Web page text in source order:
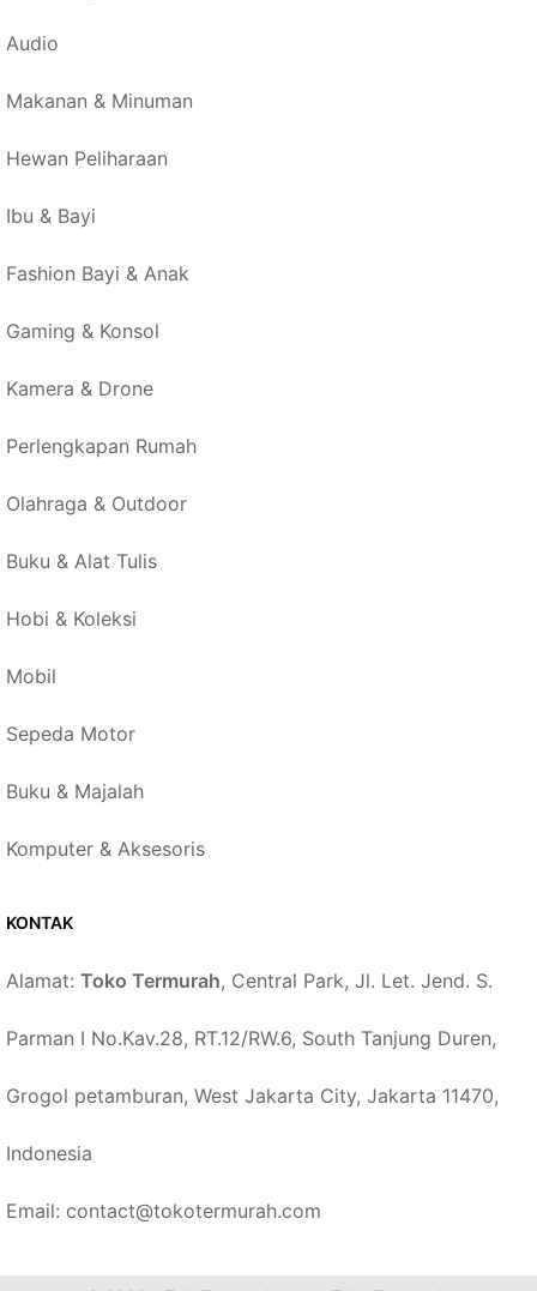
Audio
Makanan & Minuman
Hewan Peliharaan
Ibu & Bayi
Fashion Bayi & Anak
Gaming & Konsol
Kamera & Drone
Perlengkapan Rumah
Olahraga & Outdoor
Buku & Alat Tulis
Hobi & Koleksi
Mobil
Sepeda Motor
Buku & Majalah
Komputer & Aksesoris
KONTAK
Alamat: Toko Termurah, Central Park, Jl. Let. Jend. S.
Parman I No.Kav.28, RT.12/RW.6, South Tanjung Duren,
Grogol petamburan, West Jakarta City, Jakarta 11470,
Indonesia
Email: contact@tokotermurah.com